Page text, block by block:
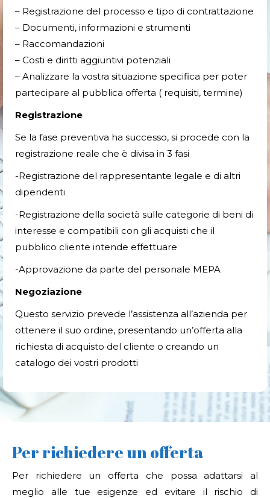
– Registrazione del processo e tipo di contrattazione
– Documenti, informazioni e strumenti
– Raccomandazioni
– Costi e diritti aggiuntivi potenziali
– Analizzare la vostra situazione specifica per poter
partecipare al pubblica offerta ( requisiti, termine)
Registrazione
Se la fase preventiva ha successo, si procede con la
registrazione reale che è divisa in 3 fasi
-Registrazione del rappresentante legale e di altri
dipendenti
-Registrazione della società sulle categorie di beni di
interesse e compatibili con gli acquisti che il
pubblico cliente intende effettuare
-Approvazione da parte del personale MEPA
Negoziazione
Questo servizio prevede l’assistenza all’azienda per
ottenere il suo ordine, presentando un’offerta alla
richiesta di acquisto del cliente o creando un
catalogo dei vostri prodotti
Per richiedere un offerta
Per richiedere un offerta che possa adattarsi al
meglio alle tue esigenze ed evitare il rischio di